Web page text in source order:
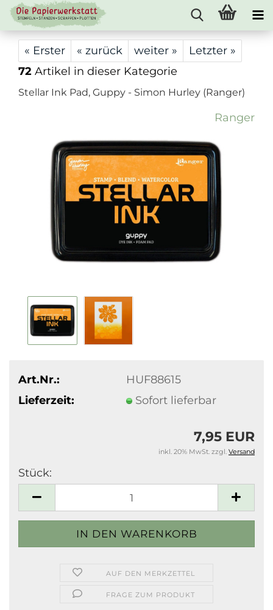
« Erster « zurück weiter »
Letzter »
72 Artikel in dieser Kategorie
Stellar Ink Pad, Guppy - Simon Hurley (Ranger)
Ranger
Art.Nr.:
HUF88615
Lieferzeit:
Sofort lieferbar
7,95 EUR
inkl. 20% MwSt. zzgl. Versand
Stück:
AUF DEN MERKZETTEL
FRAGE ZUM PRODUKT